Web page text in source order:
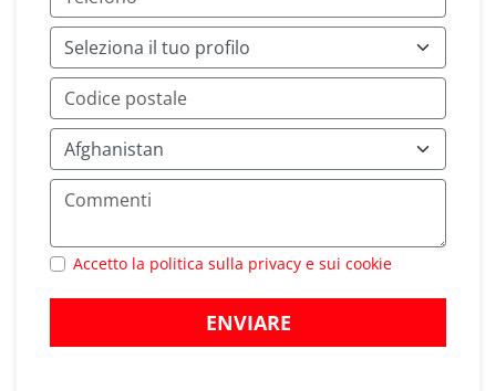
Accetto la politica sulla privacy e sui cookie
ENVIARE